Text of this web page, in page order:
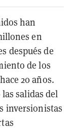
han
en
después de
de los
20 años.
salidas del
inversionistas